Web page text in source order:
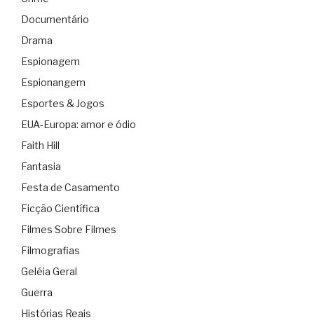
Documentário
Drama
Espionagem
Espionangem
Esportes & Jogos
EUA-Europa: amor e ódio
Faith Hill
Fantasia
Festa de Casamento
Ficção Científica
Filmes Sobre Filmes
Filmografias
Geléia Geral
Guerra
Histórias Reais